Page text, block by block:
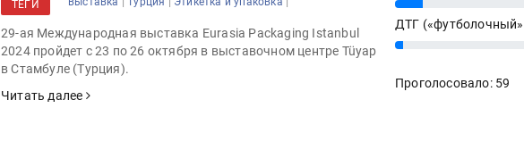
ТЕГИ
29-ая Международная выставка Eurasia Packaging Istanbul
2024 пройдет с 23 по 26 октября в выставочном центре Tüyap
в Стамбуле (Турция).
Читать далее
10%
ДТГ
3%
Проголосовало: 59